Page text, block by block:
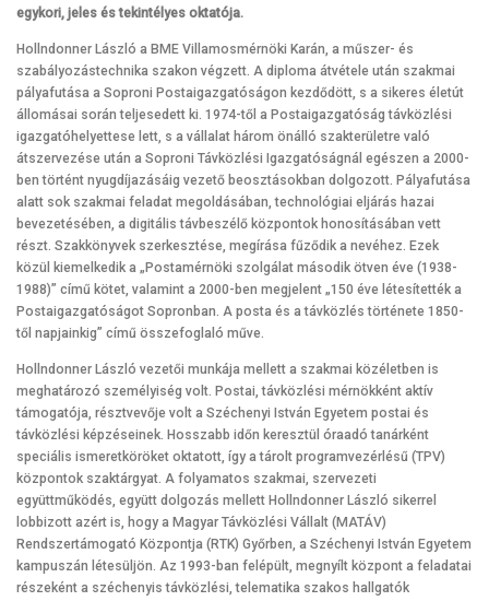
egykori, jeles és tekintélyes oktatója.
Hollndonner László a BME Villamosmérnöki Karán, a műszer- és
szabályozástechnika szakon végzett. A diploma átvétele után szakmai
pályafutása a Soproni Postaigazgatóságon kezdődött, s a sikeres életút
állomásai során teljesedett ki. 1974-től a Postaigazgatóság távközlési
igazgatóhelyettese lett, s a vállalat három önálló szakterületre való
átszervezése után a Soproni Távközlési Igazgatóságnál egészen a 2000-
ben történt nyugdíjazásáig vezető beosztásokban dolgozott. Pályafutása
alatt sok szakmai feladat megoldásában, technológiai eljárás hazai
bevezetésében, a digitális távbeszélő központok honosításában vett
részt. Szakkönyvek szerkesztése, megírása fűződik a nevéhez. Ezek
közül kiemelkedik a „Postamérnöki szolgálat második ötven éve (1938-
1988)” című kötet, valamint a 2000-ben megjelent „150 éve létesítették a
Postaigazgatóságot Sopronban. A posta és a távközlés története 1850-
től napjainkig” című összefoglaló műve.
Hollndonner László vezetői munkája mellett a szakmai közéletben is
meghatározó személyiség volt. Postai, távközlési mérnökként aktív
támogatója, résztvevője volt a Széchenyi István Egyetem postai és
távközlési képzéseinek. Hosszabb időn keresztül óraadó tanárként
speciális ismeretköröket oktatott, így a tárolt programvezérlésű (TPV)
központok szaktárgyat. A folyamatos szakmai, szervezeti
együttműködés, együtt dolgozás mellett Hollndonner László sikerrel
lobbizott azért is, hogy a Magyar Távközlési Vállalt (MATÁV)
Rendszertámogató Központja (RTK) Győrben, a Széchenyi István Egyetem
kampuszán létesüljön. Az 1993-ban felépült, megnyílt központ a feladatai
részeként a széchenyis távközlési, telematika szakos hallgatók